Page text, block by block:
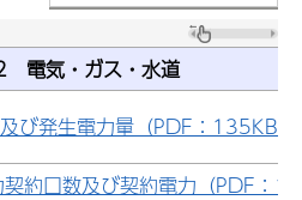
電気・ガス・水道
び発生電力量（PDF：135KB）
契約口数及び契約電力（PDF：